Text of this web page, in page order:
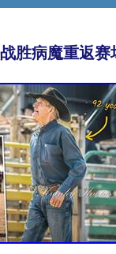
胜病魔重返赛